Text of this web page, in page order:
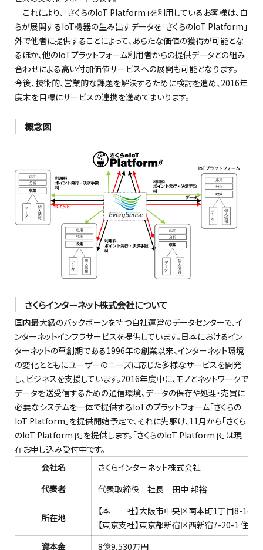
これにより、「さくらのIoT Platform」を利用しているお客様は、自
らが展開するIoT機器の生み出すデータを「さくらのIoT Platform」
外で他者に提供することによって、あらたな価値の獲得が可能とな
るほか、他のIoTプラットフォーム利用者からの提供データとの組み
合わせによる高い付加価値サービスへの展開も可能となります。
今後、技術的、営業的な課題を解決するために検討を進め、2016年
度末を目標にサービスの連携を進めてまいります。
概念図
さくらインターネット株式会社について
国内最大級のバックボーンを持つ自社運営のデータセンターで、イ
ンターネットインフラサービスを提供しています。日本におけるイン
ターネットの草創期である1996年の創業以来、インターネット環境
の変化とともにユーザーのニーズに応じた多様なサービスを開発
し、ビジネスを支援しています。2016年度中に、モノとネットワークで
データを送受信するための通信環境、データの保存や処理・売買に
必要なシステムを一体で提供するIoTのプラットフォーム「さくらの
IoT Platform」を提供開始予定で、それに先駆け、11月から「さくら
のIoT Platform β」を提供します。「さくらのIoT Platform β」は現
在お申し込み受付中です。
会社名
さくらインターネット株式会社
代表者
代表取締役 社長 田中 邦裕
所在地
【本 社】大阪市中央区南本町1丁目8-14 堺
【東京支社】東京都新宿区西新宿7-20-1 住友
資本金
8億9,530万円